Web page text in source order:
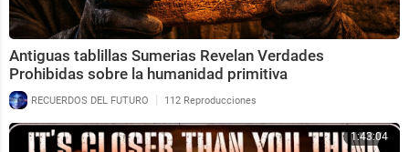
Antiguas tablillas Sumerias Revelan Verdades
Prohibidas sobre la humanidad primitiva
RECUERDOS DEL FUTURO | 112 Reproducciones
1:43:04